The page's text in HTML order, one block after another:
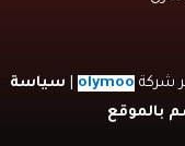
olymoo
|سياسة